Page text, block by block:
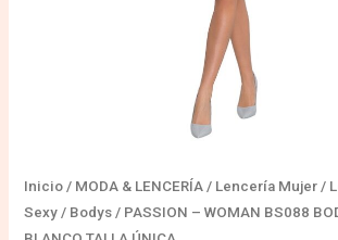
Inicio / MODA & LENCERÍA / Lencería Mujer /
Sexy / Bodys / PASSION – WOMAN BS088